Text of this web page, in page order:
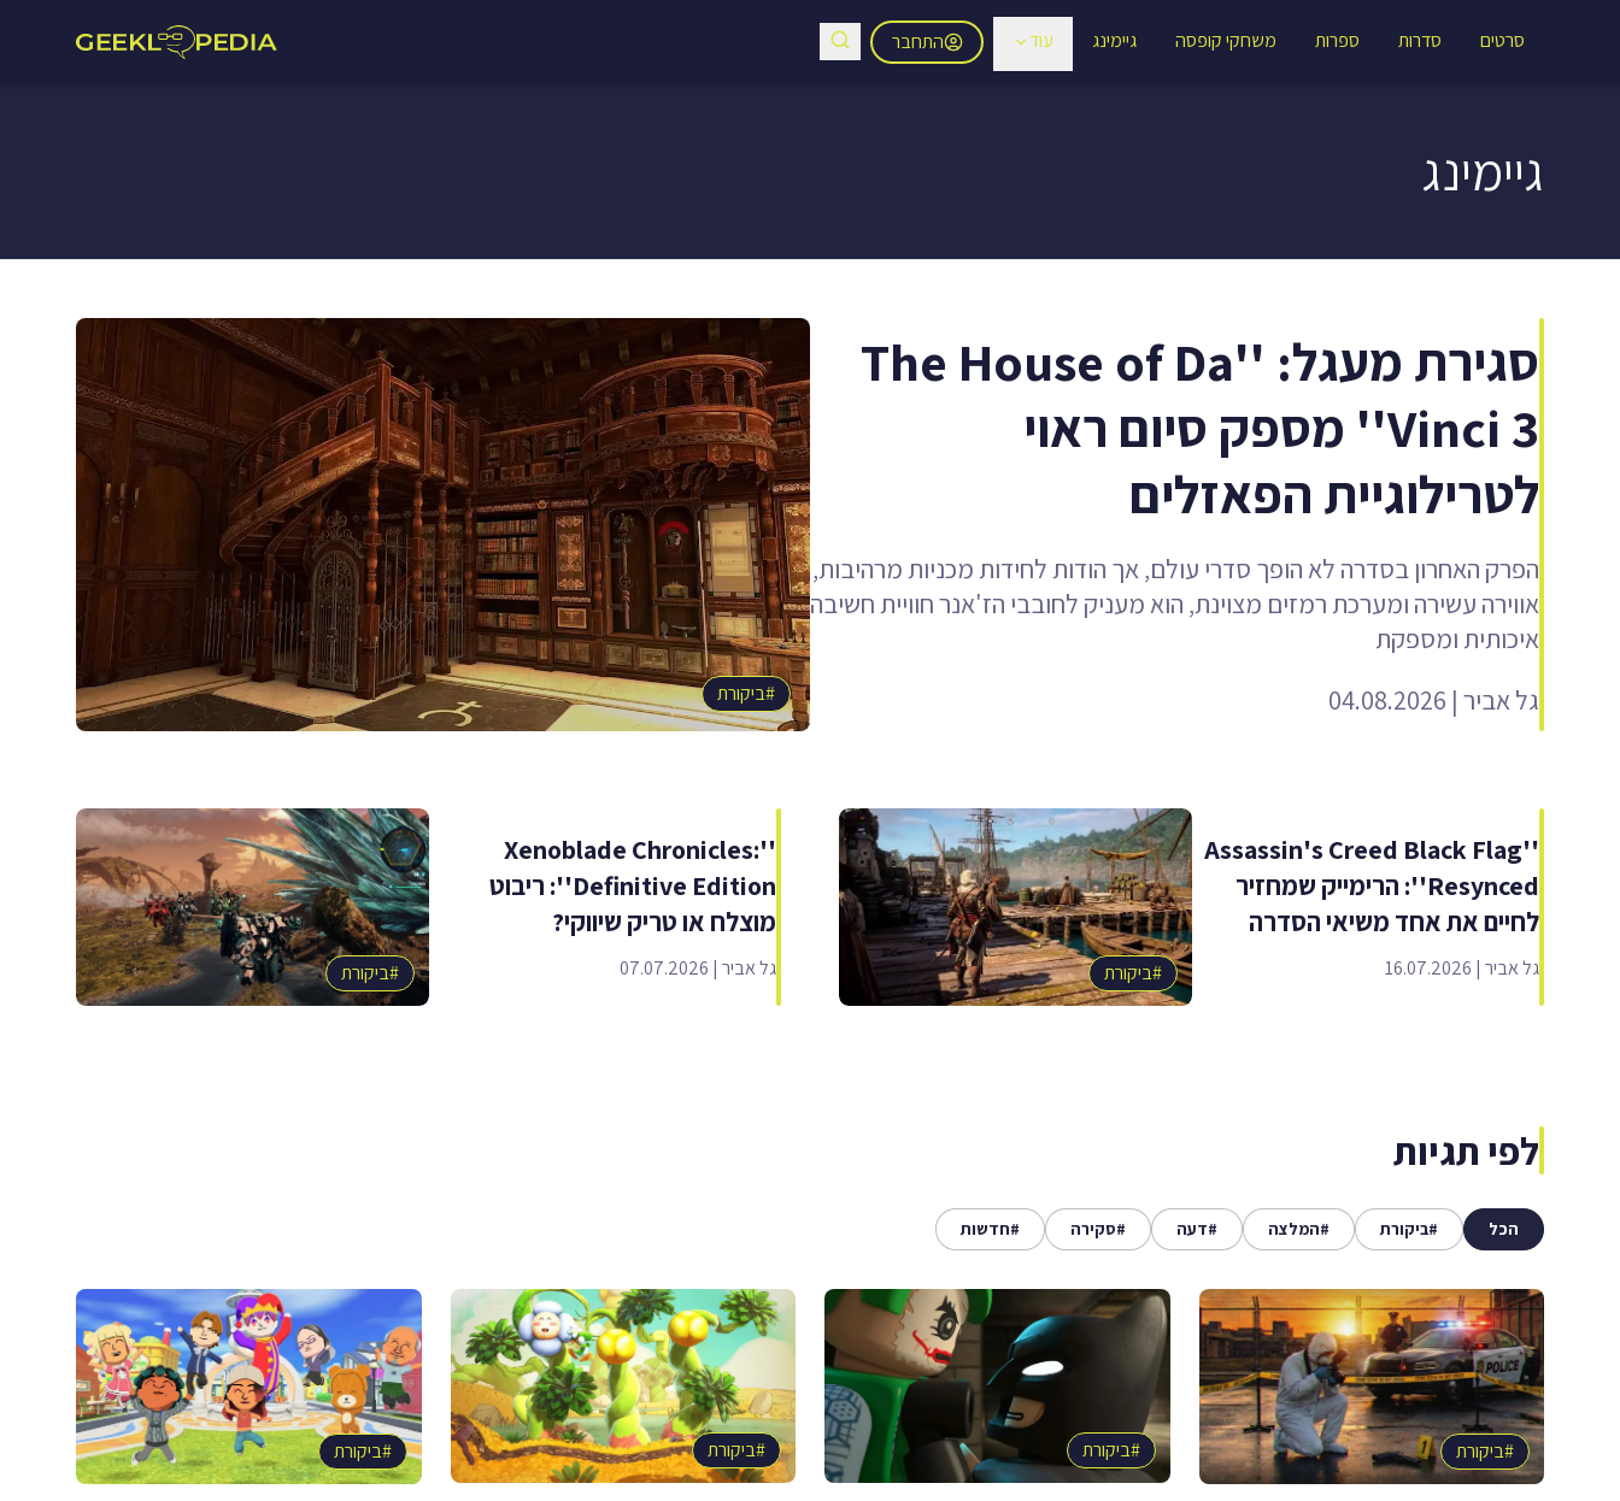
סרטים סדרות ספרות משחקי קופסה גיימינג עוד התחבר
גיימינג
סגירת מעגל: ''The House of Da
Vinci 3'' מספק סיום ראוי
לטרילוגיית הפאזלים
הפרק האחרון בסדרה לא הופך סדרי עולם, אך הודות לחידות מכניות מרהיבות,
אווירה עשירה ומערכת רמזים מצוינת, הוא מעניק לחובבי הז'אנר חוויית חשיבה
איכותית ומספקת
גל אביר |
04.08.2026
#ביקורת
''Assassin's Creed Black Flag
Resynced'': הרימייק שמחזיר
לחיים את אחד משיאי הסדרה
גל אביר |
16.07.2026
#ביקורת
''Xenoblade Chronicles:
Definitive Edition'': ריבוט
מוצלח או טריק שיווקי?
גל אביר |
07.07.2026
#ביקורת
לפי תגיות
הכל #ביקורת #המלצה #דעה #סקירה #חדשות
#ביקורת #ביקורת #ביקורת #ביקורת